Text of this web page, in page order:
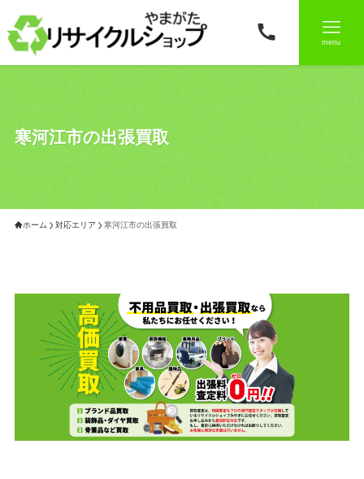
menu
寒河江市の出張買取
ホーム 対応エリア 寒河江市の出張買取